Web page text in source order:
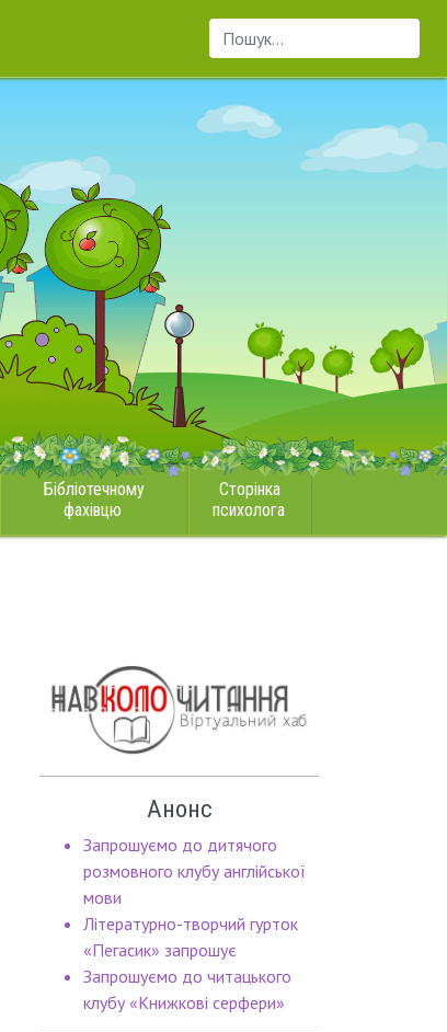
Пошук...
Бібліотечному
фахівцю
Сторінка
психолога
Анонс
Запрошуємо до дитячого
розмовного клубу англійської
мови
Літературно-творчий гурток
«Пегасик» запрошує
Запрошуємо до читацького
клубу «Книжкові серфери»